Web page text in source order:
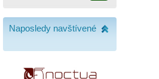
Naposledy navštívené